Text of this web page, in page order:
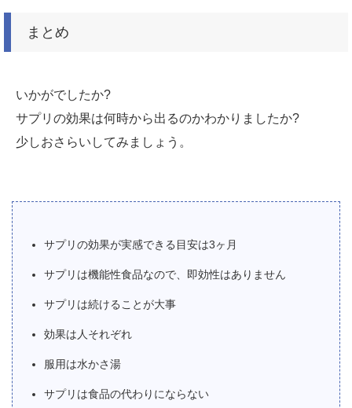
まとめ
いかがでしたか?
サプリの効果は何時から出るのかわかりましたか?
少しおさらいしてみましょう。
サプリの効果が実感できる目安は3ヶ月
サプリは機能性食品なので、即効性はありません
サプリは続けることが大事
効果は人それぞれ
服用は水かさ湯
サプリは食品の代わりにならない